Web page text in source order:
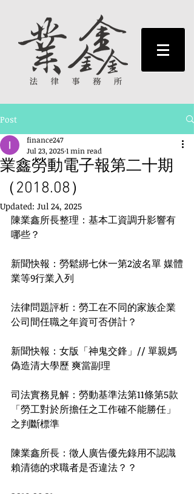
Post
業鑫勞動電子報第二十期
（2018.08）
finance247
Jul 23, 20251 min read
Updated: Jul 24, 2025
陳業鑫所長整理：基本工資調升影響有
哪些？
新聞快報：勞鬆綁七休一第2波名單 媒體
業等9行業入列
法律問題評析：勞工在不同的家族企業
公司間任職之年資可否併計？
新聞快報：女版「神鬼交鋒」// 單親媽
偽造清大學歷 爽當副理
司法實務見解：勞動基準法第11條第5款
「勞工對於所擔任之工作確不能勝任」
之判斷標準
陳業鑫所長：徵人廣告優先錄用不認識
賴清德的求職者是否違法？？